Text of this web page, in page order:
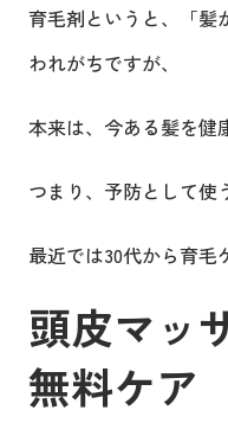
育毛剤というと、「髪
われがちですが、
本来は、今ある髪を健
つまり、予防として使
最近では30代から育毛
頭皮マッ
無料ケア